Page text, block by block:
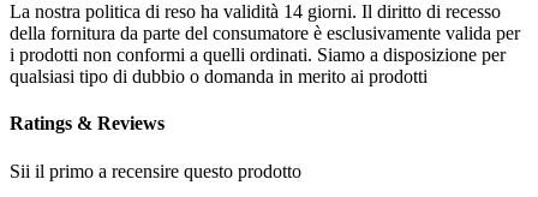
La nostra politica di reso ha validità 14 giorni. Il diritto di recesso
della fornitura da parte del consumatore è esclusivamente valida per
i prodotti non conformi a quelli ordinati. Siamo a disposizione per
qualsiasi tipo di dubbio o domanda in merito ai prodotti
Ratings & Reviews
Sii il primo a recensire questo prodotto